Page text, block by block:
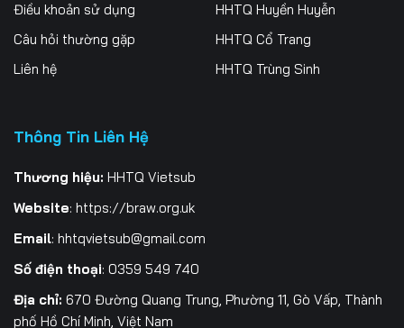
Điều khoản sử dụng
Câu hỏi thường gặp
Liên hệ
HHTQ Huyền Huyễn
HHTQ Cổ Trang
HHTQ Trùng Sinh
Thông Tin Liên Hệ
Thương hiệu: HHTQ Vietsub
Website: https://braw.org.uk
Email: hhtqvietsub@gmail.com
Số điện thoại: 0359 549 740
Địa chỉ: 670 Đường Quang Trung, Phường 11, Gò Vấp, Thành
phố Hồ Chí Minh, Việt Nam